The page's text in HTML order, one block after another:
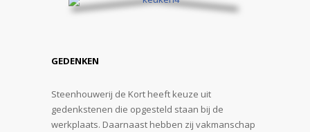
GEDENKEN
Steenhouwerij de Kort heeft keuze uit
gedenkstenen die opgesteld staan bij de
werkplaats. Daarnaast hebben zij vakmanschap